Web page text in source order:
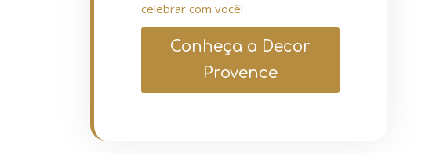
celebrar com você!
Conheça a Decor
Provence